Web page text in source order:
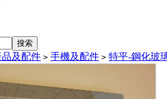
及配件 > 手機及配件 > 特平-鋼化玻